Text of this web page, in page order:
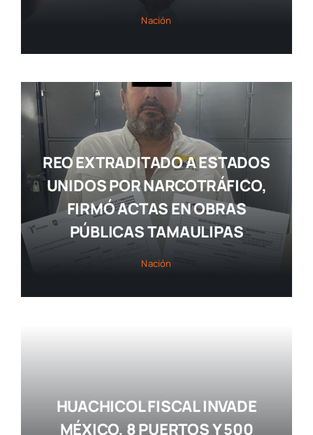
Nación
REO EXTRADITADO A ESTADOS
UNIDOS POR NARCOTRÁFICO,
FIRMÓ ACTAS EN OBRAS
PÚBLICAS TAMAULIPAS
Nación
HUACHICOL FISCAL INVADE
MÉXICO, 8 PUERTOS Y 500